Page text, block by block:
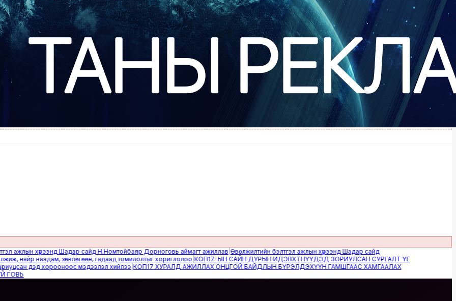
хүрээнд Шадар сайд Н.Номтойбаяр Дорноговь аймагт ажиллав|Өвөлжилтийн бэлтгэл ажлын хүрээнд Шадар сайд
наадам, зөвлөгөөн, гадаад томилолтыг хориглолоо|КОП17-ЫН САЙН ДУРЫН ИДЭВХТНҮҮДЭД ЗОРИУЛСАН СУРГАЛТ ҮЕ
дэд хорооноос мэдээлэл хийлээ|КОП17 ХУРАЛД АЖИЛЛАХ ОНЦГОЙ БАЙДЛЫН БҮРЭЛДЭХҮҮН ГАМШГААС ХАМГААЛАХ